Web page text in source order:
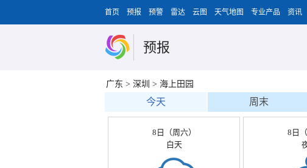
首页 预报 预警 雷达 云图 天气地图 专业产品 资讯
预报
广东 > 深圳 > 海上田园
今天 周末
8日（周六）
白天
8日